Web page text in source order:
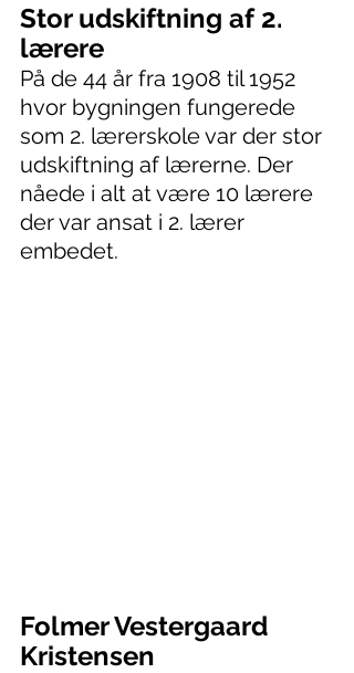
Stor udskiftning af 2.
lærere
På de 44 år fra 1908 til 1952
hvor bygningen fungerede
som 2. lærerskole var der stor
udskiftning af lærerne. Der
nåede i alt at være 10 lærere
der var ansat i 2. lærer
embedet.
Folmer Vestergaard
Kristensen